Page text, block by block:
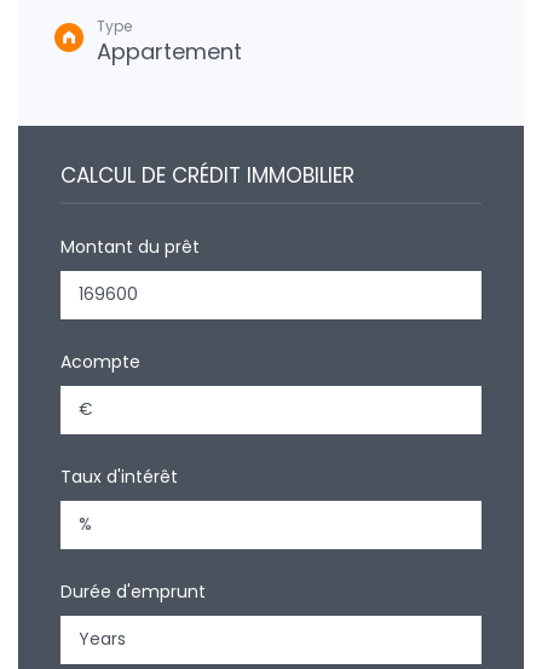
Type
Appartement
CALCUL DE CRÉDIT IMMOBILIER
Montant du prêt
Acompte
Taux d'intérêt
Durée d'emprunt